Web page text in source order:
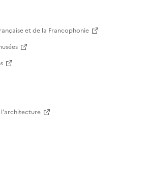
et de la Francophonie
l'architecture